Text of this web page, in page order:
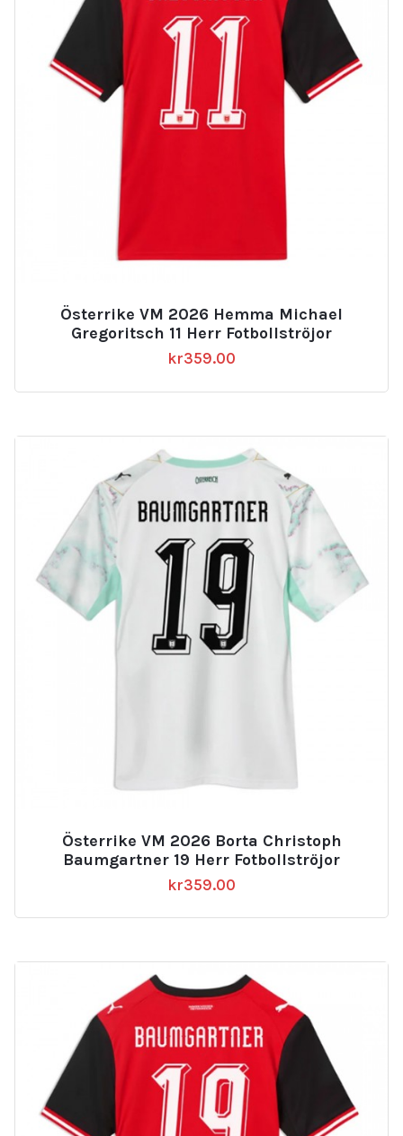
Österrike VM 2026 Hemma Michael
Gregoritsch 11 Herr Fotbollströjor
kr359.00
Österrike VM 2026 Borta Christoph
Baumgartner 19 Herr Fotbollströjor
kr359.00